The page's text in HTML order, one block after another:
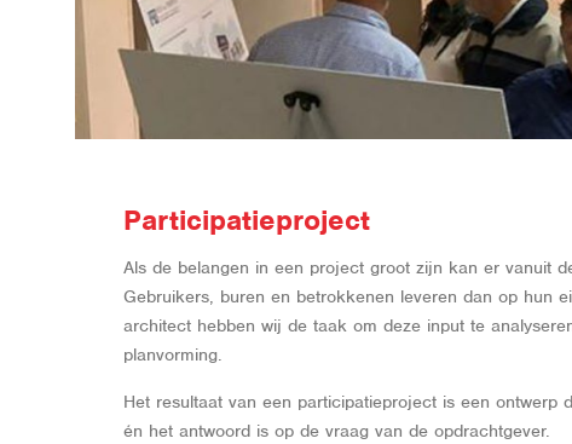
Participatieproject
Als de belangen in een project groot zijn kan er vanuit
Gebruikers, buren en betrokkenen leveren dan op hun
architect hebben wij de taak om deze input te
planvorming.
Het resultaat van een participatieproject is een
én het antwoord is op de vraag van de opdrachtgever.